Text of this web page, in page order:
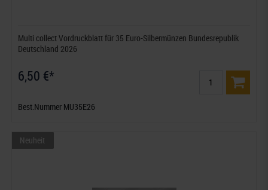
Multi collect Vordruckblatt für 35 Euro-Silbermünzen Bundesrepublik
Deutschland 2026
6,50 €*
Best.Nummer MU35E26
Neuheit